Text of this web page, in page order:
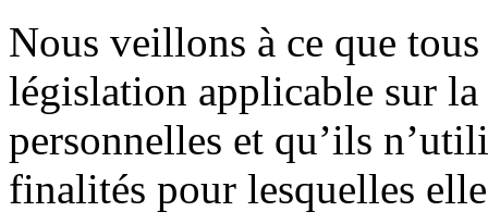
Nous veillons à ce que
législation applicable sur
personnelles et qu’ils
finalités pour lesquelles